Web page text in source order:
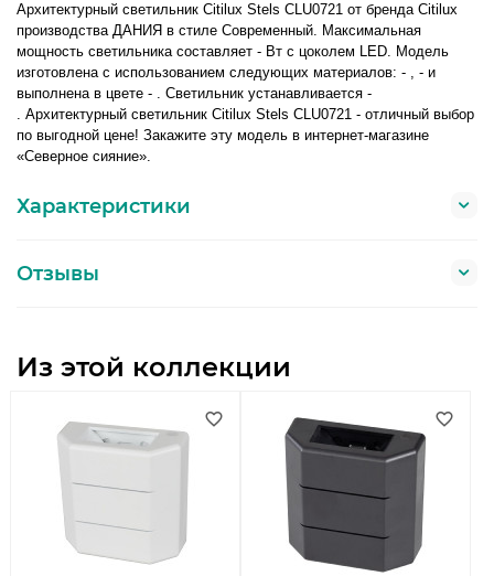
Архитектурный светильник Citilux Stels CLU0721 от бренда Citilux
производства ДАНИЯ в стиле Современный. Максимальная
мощность светильника составляет - Вт с цоколем LED. Модель
изготовлена с использованием следующих материалов: - , - и
выполнена в цвете - . Светильник устанавливается -
. Архитектурный светильник Citilux Stels CLU0721 - отличный выбор
по выгодной цене! Закажите эту модель в интернет-магазине
«Северное сияние».
Характеристики
Отзывы
Из этой коллекции